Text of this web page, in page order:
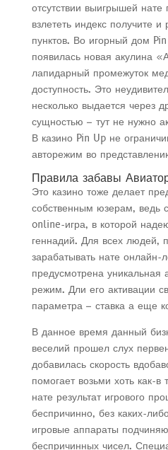
отсутствии выигрышей нате
взлететь индекс получите
пунктов. Во игорный дом
появилась новая акулина
лапидарный промежуток
доступность. Это
несколько выдается через
сущностью – тут не нужно
В казино Pin Up не
авторежим во
Правила забавы
Это казино тоже делает
собственным юзерам, ведь
online-игра, в которой
геннадий. Для всех людей,
зарабатывать нате онлайн-
предусмотрена уникальная
режим. Дли его активации
параметра – ставка а еще
В данное время данный
веселий прошел слух
добавилась скорость
помогает возьми хоть как-в
нате результат игрового
беспричинно, без каких-
игровые аппараты
беспричинных чисел.